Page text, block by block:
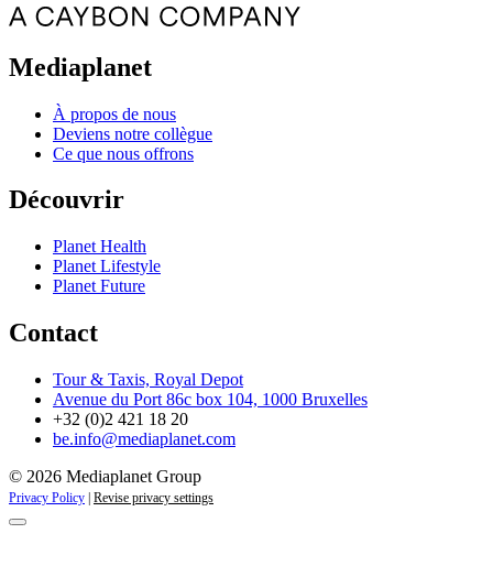
Mediaplanet
À propos de nous
Deviens notre collègue
Ce que nous offrons
Découvrir
Planet Health
Planet Lifestyle
Planet Future
Contact
Tour & Taxis, Royal Depot
Avenue du Port 86c box 104, 1000 Bruxelles
+32 (0)2 421 18 20
be.info@mediaplanet.com
© 2026 Mediaplanet Group
Privacy Policy Revise privacy settings